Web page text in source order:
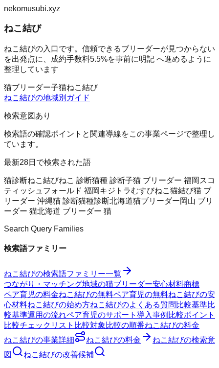
nekomusubi.xyz
ねこ結び
ねこ結びの入口です。信頼できるブリーダーが見つからない
を出発点に、成約手数料5.5%を事前に明記 へ進めるように
整理しています
猫ブリーダー子猫ねこ結び
ねこ結びの地域別ガイド
検索意図あり
検索語の確認ポイントと関連導線をこの事業ページで整理し
ています。
最新28日で検索された語
猫診断ねこ結びねこ 診断猫種 診断子猫 ブリーダー 福岡 スコ
ティッシュフォールド 福岡キジトラむすびねこ 猫結び猫 ブ
リーダー 沖縄猫 診断猫種診断北海道猫ブリーダー岡山 ブリ
ーダー 猫北海道 ブリーダー 猫
Search Query Families
検索語ファミリー
ねこ結びの検索語ファミリー一覧
つながり・マッチング地域の猫ブリーダー安心材料商標
ペア育児の料金ねこ結びの無料ペア育児の無料ねこ結びの安
心材料ねこ結びの始め方ねこ結びのよくある質問 比較基準比
較基準運用の流れペア育児のサポート 導入事例 比較ポイント
比較チェックリスト 比較対象 比較の順番ねこ結びの料金
ねこ結びの事業詳細 ねこ結びの料金 ねこ結びの検索意
図
ねこ結びの改善候補